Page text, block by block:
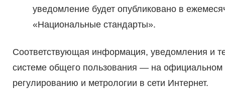
уведомление будет опубликовано в
«Национальные стандарты».
Соответствующая информация, уведомления и
системе общего пользования — на официальном
регулированию и метрологии в сети Интернет.